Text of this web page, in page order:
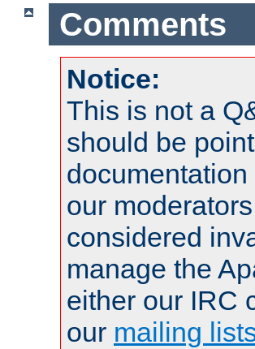
Comments
Notice:
This is not a
should be
our
considered
manage the
either our IRC
our mailing